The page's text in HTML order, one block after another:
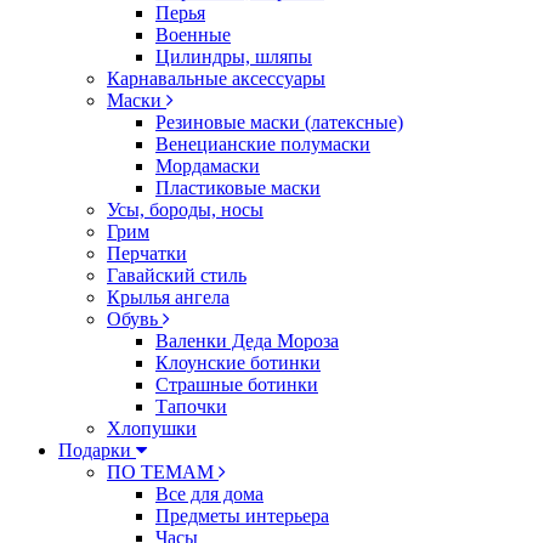
Перья
Военные
Цилиндры, шляпы
Карнавальные аксессуары
Маски
Резиновые маски (латексные)
Венецианские полумаски
Мордамаски
Пластиковые маски
Усы, бороды, носы
Грим
Перчатки
Гавайский стиль
Крылья ангела
Обувь
Валенки Деда Мороза
Клоунские ботинки
Страшные ботинки
Тапочки
Хлопушки
Подарки
ПО ТЕМАМ
Все для дома
Предметы интерьера
Часы